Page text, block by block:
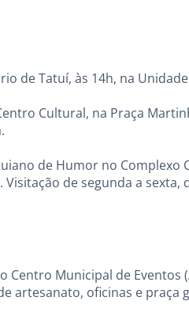
de Tatuí, às 14h, na
Cultural, na Praça
de Humor no Complexo
de segunda a sexta,
Centro Municipal de Eventos
artesanato, oficinas e praça